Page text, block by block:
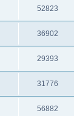
52823
36902
29393
31776
56882